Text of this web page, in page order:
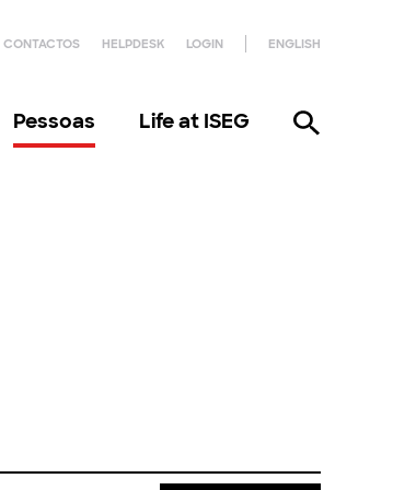
CONTACTOS HELPDESK LOGIN ENGLISH
Pessoas Life at ISEG